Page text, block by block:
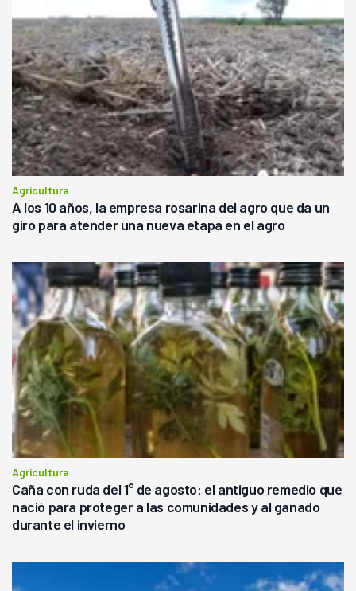
Agricultura
A los 10 años, la empresa rosarina del agro que da un
giro para atender una nueva etapa en el agro
Agricultura
Caña con ruda del 1° de agosto: el antiguo remedio que
nació para proteger a las comunidades y al ganado
durante el invierno